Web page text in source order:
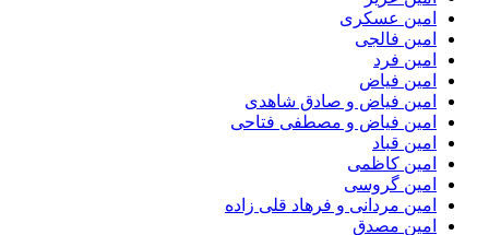
امین عسکری
امین فالجی
امین فرد
امین فیاض
امین فیاض و صادق شاهدی
امین فیاض و مصطفی فتاحی
امین قباد
امین کاظمی
امین گروسی
امین مردانی و فرهاد قلی زاده
امین مصدق